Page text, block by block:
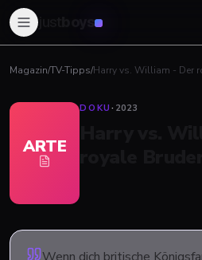
boys
Magazin/TV-Tipps/Harry vs. William - Der
ARTE
DOKU· 2023